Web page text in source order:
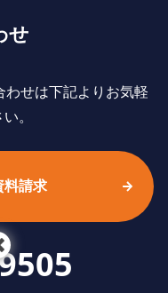
せ
わせは下記よりお気軽
。
料請求